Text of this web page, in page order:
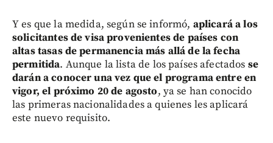
Y es que la medida, según se informó, aplicará a los
solicitantes de visa provenientes de países con
altas tasas de permanencia más allá de la fecha
permitida. Aunque la lista de los países afectados se
darán a conocer una vez que el programa entre en
vigor, el próximo 20 de agosto, ya se han conocido
las primeras nacionalidades a quienes les aplicará
este nuevo requisito.